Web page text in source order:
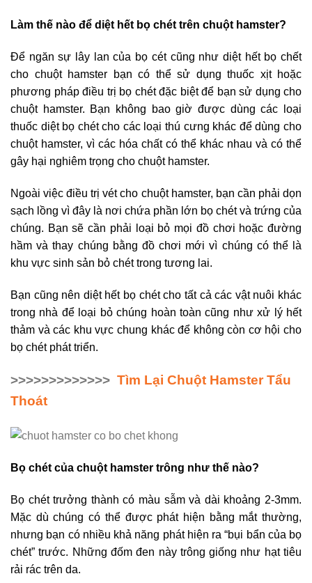
Làm thế nào để diệt hết bọ chét trên chuột hamster?
Để ngăn sự lây lan của bọ cét cũng như diệt hết bọ chết
cho chuột hamster bạn có thể sử dụng thuốc xịt hoặc
phương pháp điều trị bọ chét đặc biệt để bạn sử dụng cho
chuột hamster. Bạn không bao giờ được dùng các loại
thuốc diệt bọ chét cho các loại thú cưng khác để dùng cho
chuột hamster, vì các hóa chất có thể khác nhau và có thể
gây hại nghiêm trọng cho chuột hamster.
Ngoài việc điều trị vét cho chuột hamster, bạn cần phải dọn
sạch lồng vì đây là nơi chứa phần lớn bọ chét và trứng của
chúng. Bạn sẽ cần phải loại bỏ mọi đồ chơi hoặc đường
hầm và thay chúng bằng đồ chơi mới vì chúng có thể là
khu vực sinh sản bỏ chét trong tương lai.
Bạn cũng nên diệt hết bọ chét cho tất cả các vật nuôi khác
trong nhà để loại bỏ chúng hoàn toàn cũng như xử lý hết
thảm và các khu vực chung khác để không còn cơ hội cho
bọ chét phát triển.
>>>>>>>>>>>>> Tìm Lại Chuột Hamster Tẩu
Thoát
Bọ chét của chuột hamster trông như thế nào?
Bọ chét trưởng thành có màu sẫm và dài khoảng 2-3mm.
Mặc dù chúng có thể được phát hiện bằng mắt thường,
nhưng bạn có nhiều khả năng phát hiện ra “bụi bẩn của bọ
chét” trước. Những đốm đen này trông giống như hạt tiêu
rải rác trên da.